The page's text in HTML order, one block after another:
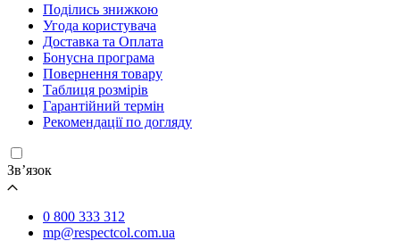
Поділись знижкою
Угода користувача
Доставка та Оплата
Бонусна програма
Повернення товару
Таблиця розмірів
Гарантійний термін
Рекомендації по догляду
Зв’язок
0 800 333 312
mp@respectcol.com.ua